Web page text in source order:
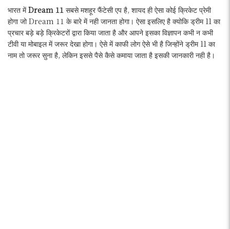
भारत मेंDream 11 सबसे मशहूर फैंटेसी एप है, शायद ही ऐसा कोई क्रिकेट प्रेमी
होगा जो Dream 11 के बारे में नही जानता होगा। ऐसा इसलिए है क्योकि ड्रीम 11 का
प्रचार बड़े बड़े क्रिकेटरों द्वारा किया जाता है और आपने इसका विज्ञापन कभी न कभी
टीवी या मोबाइल में जरूर देखा होगा। ऐसे में काफी लोग ऐसे भी है जिन्होंने ड्रीम 11 का
नाम तो जरूर सुना है, लेकिन इससे पैसे कैसे कमाया जाता है इसकी जानकारी नही है।